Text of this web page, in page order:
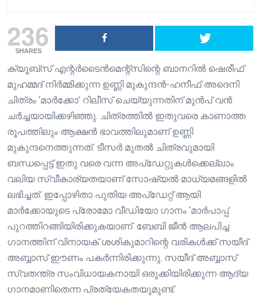
236
SHARES
ക്യൂബ്സ് എന്റർടൈൻമെന്റ്സിന്റെ ബാനറിൽ ഷെരീഫ്
മുഹമ്മദ് നിർമ്മിക്കുന്ന ഉണ്ണി മുകുന്ദൻ-ഹനീഫ് അദെനി
ചിത്രം ‘മാർക്കോ’ റിലീസ് ചെയ്യുന്നതിന് മുന്‍പ് വന്‍
ചർച്ചയായിക്കഴിഞ്ഞു. ചിത്രത്തില്‍ ഇതുവരെ കാണാത്ത
രൂപത്തിലും ആക്ഷൻ ഭാവത്തിലുമാണ് ഉണ്ണി
മുകുന്ദനെത്തുന്നത്. ടീസർ മുതൽ ചിത്രവുമായി
ബന്ധപ്പെട്ട് ഇതു വരെ വന്ന അപ്ഡേറ്റുകള്‍ക്കെല്ലാം
വലിയ സ്വീകാര്യതയാണ് സോഷ്യൽ മാധ്യമങ്ങളിൽ
ലഭിച്ചത്. ഇപ്പോഴിതാ പുതിയ അപ്ഡേറ്റ് ആയി
മാർക്കോയുടെ പ്രോമോ വീഡിയോ ഗാനം ‘മാർപാപ്പ’
പുറത്തിറങ്ങിയിരിക്കുകയാണ്. ബേബി ജീന്‍ ആലപിച്ച
ഗാനത്തിന് വിനായക് ശശികുമാറിന്റെ വരികൾക്ക് സയീദ്
അബ്ബാസ് ഈണം പകർന്നിരിക്കുന്നു. സയീദ് അബ്ബാസ്
സ്വതന്ത്ര സംവിധായകനായി ഒരുക്കിയിരിക്കുന്ന ആദ്യ
ഗാനമാണിതെന്ന പ്രത്യേകതയുമുണ്ട്.